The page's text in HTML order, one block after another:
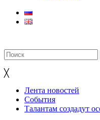
╳
Лента новостей
События
Талантам создадут